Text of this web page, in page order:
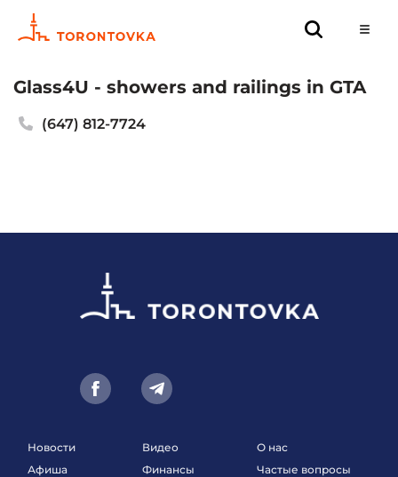
Glass4U - showers and railings in GTA
(647) 812-7724
Новости
Афиша
Видео
Финансы
О нас
Частые вопросы